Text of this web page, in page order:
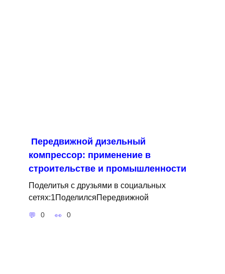
Передвижной дизельный
компрессор: применение в
строительстве и промышленности
Поделитья с друзьями в социальных
сетях:1ПоделилсяПередвижной
0 0